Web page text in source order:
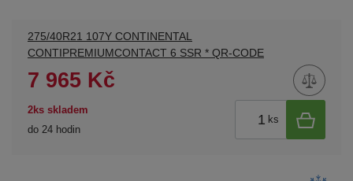
275/40R21 107Y CONTINENTAL
CONTIPREMIUMCONTACT 6 SSR * QR-CODE
7 965 Kč
2ks skladem
do 24 hodin
ks